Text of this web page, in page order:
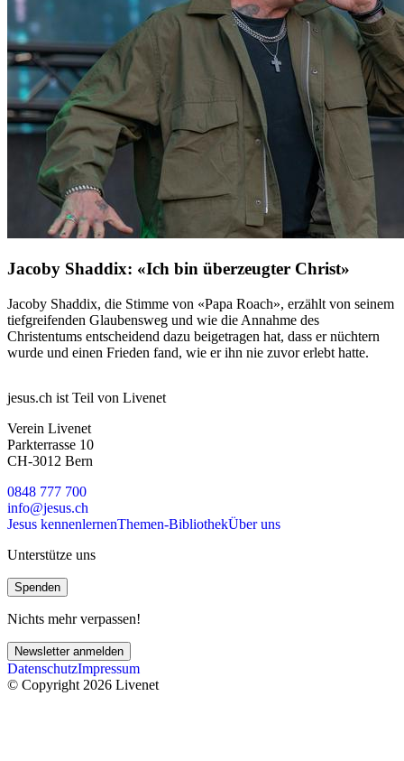
Jacoby Shaddix: «Ich bin überzeugter Christ»
Jacoby Shaddix, die Stimme von «Papa Roach», erzählt von seinem
tiefgreifenden Glaubensweg und wie die Annahme des
Christentums entscheidend dazu beigetragen hat, dass er nüchtern
wurde und einen Frieden fand, wie er ihn nie zuvor erlebt hatte.
jesus.ch ist Teil von Livenet
Verein Livenet
Parkterrasse 10
CH-3012 Bern
0848 777 700
info@jesus.ch
Jesus kennenlernenThemen-BibliothekÜber uns
Unterstütze uns
Spenden
Nichts mehr verpassen!
Newsletter anmelden
DatenschutzImpressum
© Copyright 2026 Livenet